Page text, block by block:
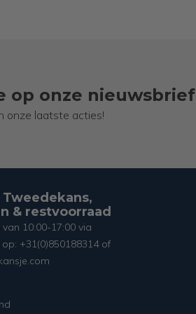
op onze nieuwsbrief
onze laatste acties!
& restvoorraad
10:00-17:00 via
+31(0)850188314 of